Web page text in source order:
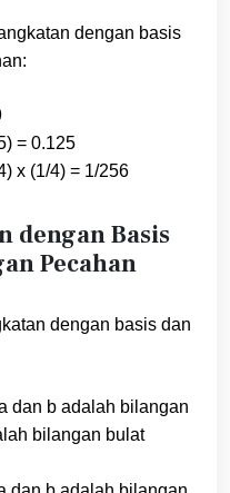
dengan basis
= 0.125
x (1/4) = 1/256
dengan Basis
Pecahan
dengan basis dan
dan b adalah bilangan
bilangan bulat